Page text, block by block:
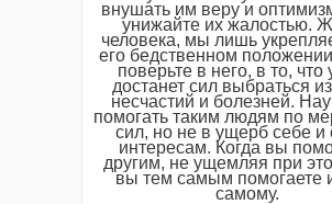
внушать им веру и
унижайте их жалостью.
человека, мы лишь
его бедственном
поверьте в него, в то, что
достанет сил выбраться
несчастий и болезней.
помогать таким людям по
сил, но не в ущерб себе и
интересам. Когда вы
другим, не ущемляя при
вы тем самым помогаете
самому.